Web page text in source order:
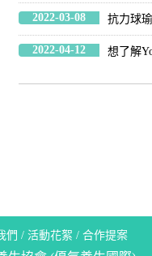
2022-03-08 抗力球
2022-04-12 想了解
們 / 活動花絮 / 合作提案